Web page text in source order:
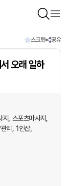
스크랩 공유
오래 일하
지
스포츠마사지
리
1인샵